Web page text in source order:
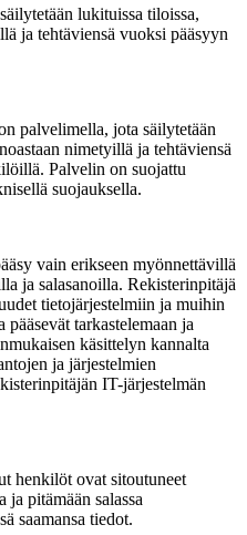
lukituissa tiloissa,
ja tehtäviensä vuoksi pääsyyn
palvelimella, jota säilytetään
nimetyillä ja tehtäviensä
Palvelin on suojattu
suojauksella.
vain erikseen myönnettävillä
ja salasanoilla. Rekisterinpitäjä
tietojärjestelmiin ja muihin
tarkastelemaan ja
käsittelyn kannalta
ja järjestelmien
IT-järjestelmän
henkilöt ovat sitoutuneet
pitämään salassa
saamansa tiedot.